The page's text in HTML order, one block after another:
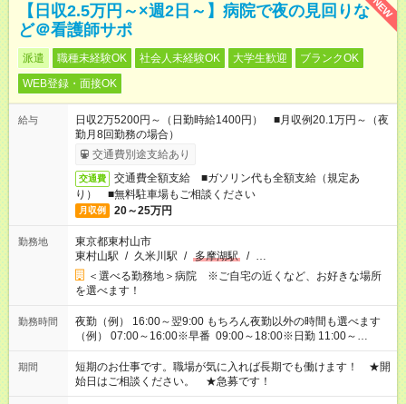
NEW
【日収2.5万円～×週2日～】病院で夜の見回りな
ど＠看護師サポ
派遣 職種未経験OK 社会人未経験OK 大学生歓迎
ブランクOK
WEB登録・面接OK
給与
日収2万5200円～（日勤時給1400円） ■月収例20.1万円～（夜
勤月8回勤務の場合）
交通費別途支給あり
交通費
交通費全額支給 ■ガソリン代も全額支給（規定あ
り） ■無料駐車場もご相談ください
月収例 20～25万円
勤務地
東京都東村山市
東村山駅 / 久米川駅 / 多摩湖駅 / …
＜選べる勤務地＞病院 ※ご自宅の近くなど、お好きな場所
を選べます！
勤務時間
夜勤（例） 16:00～翌9:00 もちろん夜勤以外の時間も選べます
（例） 07:00～16:00※早番 09:00～18:00※日勤 11:00～
20:00※遅番 ※時間は、固定・選べる施設もあるので、ご希望が
あれば調整できます！ ※シフト制。勤務地により実働時間が異
なります。★家庭の都合でお休みが必要な場合も遠慮なくご相談
ください。
期間
短期のお仕事です。職場が気に入れば長期でも働けます！ ★開
始日はご相談ください。 ★急募です！